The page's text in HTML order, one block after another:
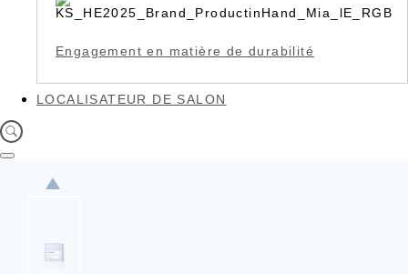
Engagement en matière de durabilité
LOCALISATEUR DE SALON